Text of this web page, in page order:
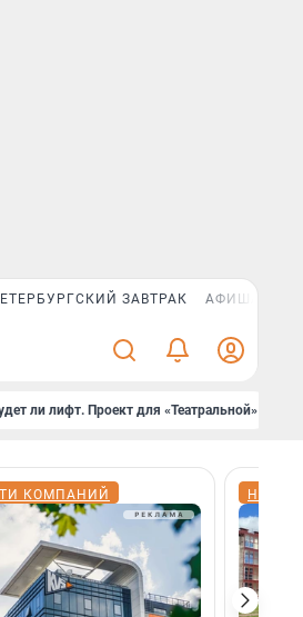
ЗАВТРАК АФИША PLUS
ли лифт. Проект для «Театральной»
КОМПАНИЙ